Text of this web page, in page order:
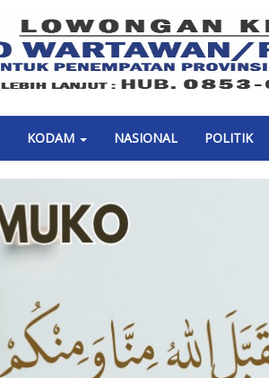
KODAM NASIONAL POLITIK